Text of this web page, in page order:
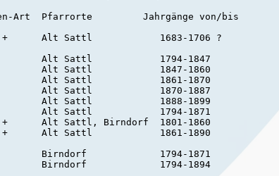
Art  Pfarrorte         Jahrgänge von/bis
+      Alt Sattl            1683-1706 ?
Alt Sattl            1794-1847
Alt Sattl            1847-1860
Alt Sattl            1861-1870
Alt Sattl            1870-1887
Alt Sattl            1888-1899
Alt Sattl            1794-1871
Alt Sattl, Birndorf  1801-1860
Alt Sattl            1861-1890
Birndorf             1794-1871